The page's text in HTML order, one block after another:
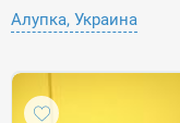
Алупка, Украина